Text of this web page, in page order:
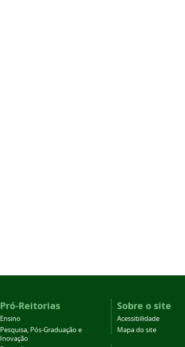
Pró-Reitorias
Ensino
Pesquisa, Pós-Graduação e
Inovação
Sobre o site
Acessibilidade
Mapa do site